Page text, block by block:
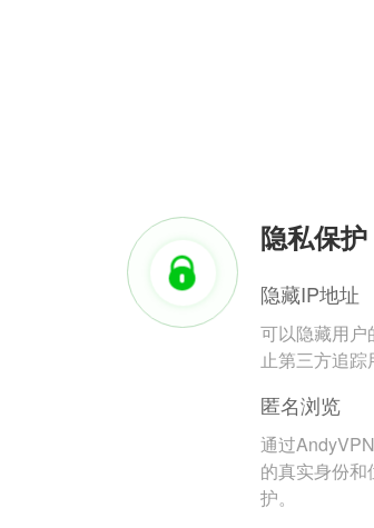
隐私保护
隐藏IP地址
可以隐藏用户
止第三方追踪
匿名浏览
通过
的真实身份
护。